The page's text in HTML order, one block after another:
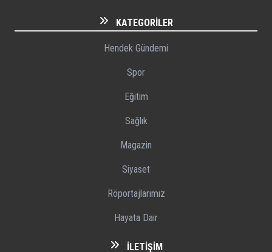
KATEGORILER
Hendek Gündemi
Spor
Eğitim
Sağlık
Magazin
Siyaset
Röportajlarımız
Hayata Dair
İLETIŞIM